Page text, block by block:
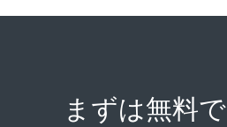
まずは無料で